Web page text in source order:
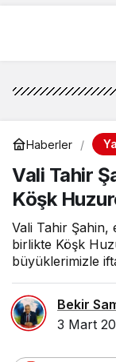
Haberler
Vali Tahir
Köşk
Vali Tahir Şahin,
birlikte Köşk
büyüklerimizle
Bekir
3 Mart